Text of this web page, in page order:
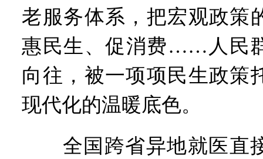
老服务体系，把宏观政策
惠民生、促消费……人民
向往，被一项项民生政策
现代化的温暖底色。
全国跨省异地就医直